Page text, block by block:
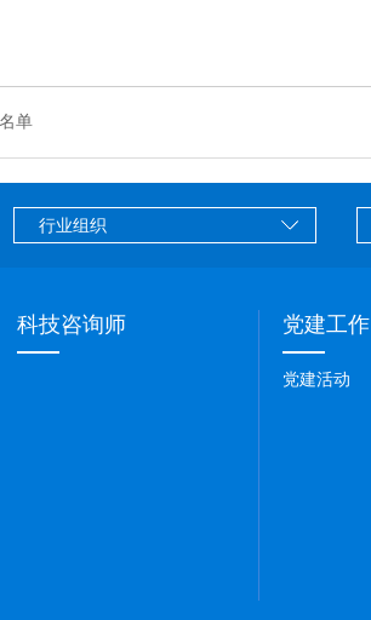
单
科技咨询师 党建工作
党建活动